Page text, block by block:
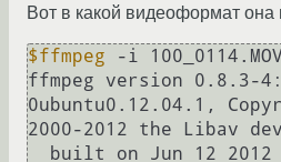
Вот в какой видеоформат она
$ffmpeg -i
ffmpeg version 0.8.3-
0ubuntu0.12.04.1,
2000-2012 the Libav